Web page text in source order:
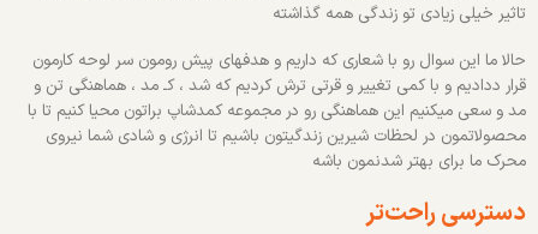
تاثیر خیلی زیادی تو زندگی همه گذاشته
حالا ما این سوال رو با شعاری که داریم و هدفهای پیش رومون سر لوحه کارمون
قرار ددادیم و با کمی تغییر و قرتی ترش کردیم که شد ، کـ مد ، هماهنگی تن و
مد و سعی میکنیم این هماهنگی رو در مجموعه کمدشاپ براتون محیا کنیم تا با
محصولاتمون در لحظات شیرین زندگیتون باشیم تا انرژی و شادی شما نیروی
محرک ما برای بهتر شدنمون باشه
دسترسی راحت‌تر